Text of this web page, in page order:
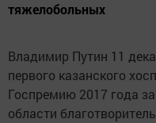
тяжелобольных
Владимир Путин 11
первого казанского
Госпремию 2017 года
области